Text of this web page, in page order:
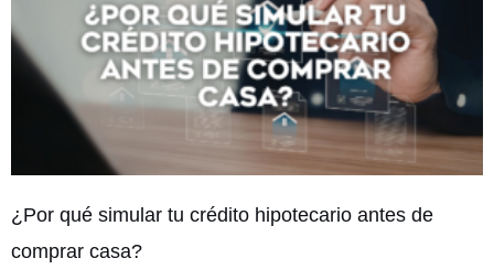
¿Por qué simular tu crédito hipotecario antes de
comprar casa?